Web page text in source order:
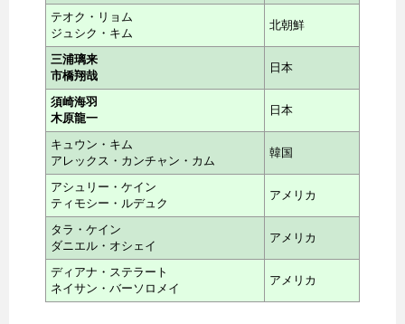
テオク・リョム
ジュシク・キム
北朝鮮
三浦璃来
市橋翔哉
日本
須崎海羽
木原龍一
日本
キュウン・キム
アレックス・カンチャン・カム
韓国
アシュリー・ケイン
ティモシー・ルデュク
アメリカ
タラ・ケイン
ダニエル・オシェイ
アメリカ
ディアナ・ステラート
ネイサン・バーソロメイ
アメリカ